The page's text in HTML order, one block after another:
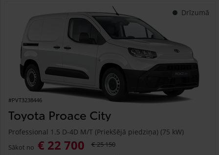
Drīzumā
#PVT3238446
Toyota Proace City
Professional 1.5 D-4D M/T (Priekšējā piedziņa) (75 kW)
Sākot no € 22 700 € 25 150